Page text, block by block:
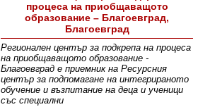
процеса на приобщаващото
образование – Благоевград,
Благоевград
Регионален център за подкрепа на процеса
на приобщаващото образование -
Благоевград е приемник на Ресурсния
център за подпомагане на интегрираното
обучение и възпитание на деца и ученици
със специални